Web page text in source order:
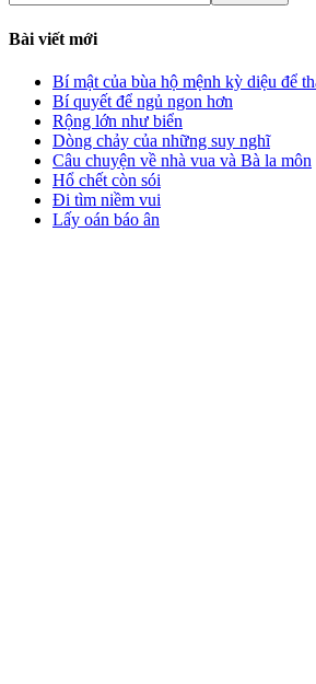
Bài viết mới
Bí mật của bùa hộ mệnh kỳ diệu để
Bí quyết để ngủ ngon hơn
Rộng lớn như biển
Dòng chảy của những suy nghĩ
Câu chuyện về nhà vua và Bà la môn
Hổ chết còn sói
Đi tìm niềm vui
Lấy oán báo ân